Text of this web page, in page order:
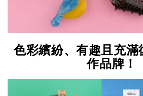
色彩繽紛、有趣且充滿
作品牌！